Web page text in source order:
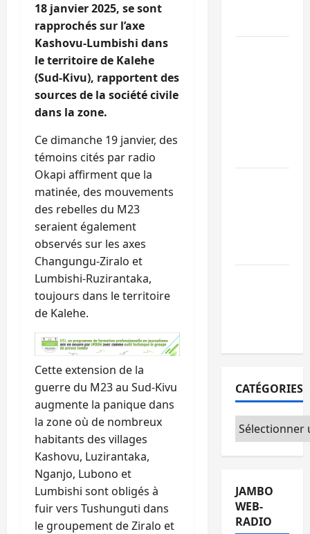
18 janvier 2025, se sont
rapprochés sur l’axe
Kashovu-Lumbishi dans
le territoire de Kalehe
(Sud-Kivu), rapportent des
sources de la société civile
dans la zone.
Ce dimanche 19 janvier, des
témoins cités par radio
Okapi affirment que la
matinée, des mouvements
des rebelles du M23
seraient également
observés sur les axes
Changungu-Ziralo et
Lumbishi-Ruzirantaka,
toujours dans le territoire
de Kalehe.
Cette extension de la
guerre du M23 au Sud-Kivu
augmente la panique dans
la zone où de nombreux
habitants des villages
Kashovu, Luzirantaka,
Nganjo, Lubono et
Lumbishi sont obligés à
fuir vers Tushunguti dans
le groupement de Ziralo et
CATÉGORIES
Catégories
JAMBO
WEB-
RADIO